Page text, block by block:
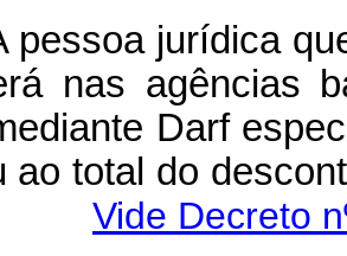
pessoa jurídica
nas agências
Darf
ao total do
Vide Decreto